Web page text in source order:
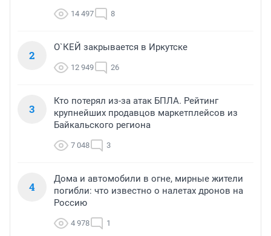
14 497 8
2
О`КЕЙ закрывается в Иркутске
12 949 26
3
Кто потерял из-за атак БПЛА. Рейтинг
крупнейших продавцов маркетплейсов из
Байкальского региона
7 048 3
4
Дома и автомобили в огне, мирные жители
погибли: что известно о налетах дронов на
Россию
4 978 1